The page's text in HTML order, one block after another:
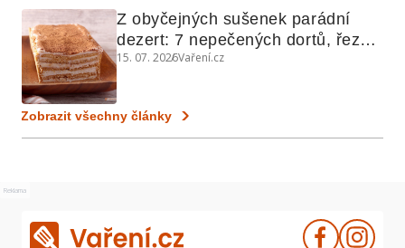
Z obyčejných sušenek parádní
dezert: 7 nepečených dortů, řezů
a koláčů
15. 07. 2026Vaření.cz
Zobrazit všechny články
Reklama